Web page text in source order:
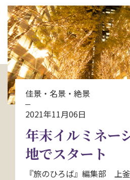
新着情報
会社情報
お問い
電話にてお
佳景・名景・絶景
2021年11月06日
年末イルミネー
地でスタート
『旅のひろば』編集部 上